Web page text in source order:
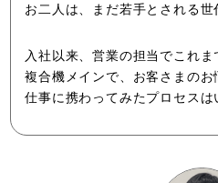
お二人は、まだ若手とされる世
入社以来、営業の担当でこれま
複合機メインで、お客さまの
仕事に携わってみたプロセスは